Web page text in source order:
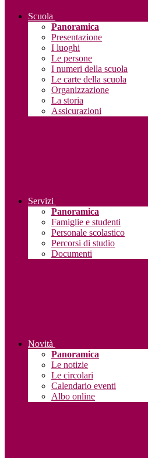
Scuola
Panoramica
Presentazione
I luoghi
Le persone
I numeri della scuola
Le carte della scuola
Organizzazione
La storia
Assicurazioni
Servizi
Panoramica
Famiglie e studenti
Personale scolastico
Percorsi di studio
Documenti
Novità
Panoramica
Le notizie
Le circolari
Calendario eventi
Albo online